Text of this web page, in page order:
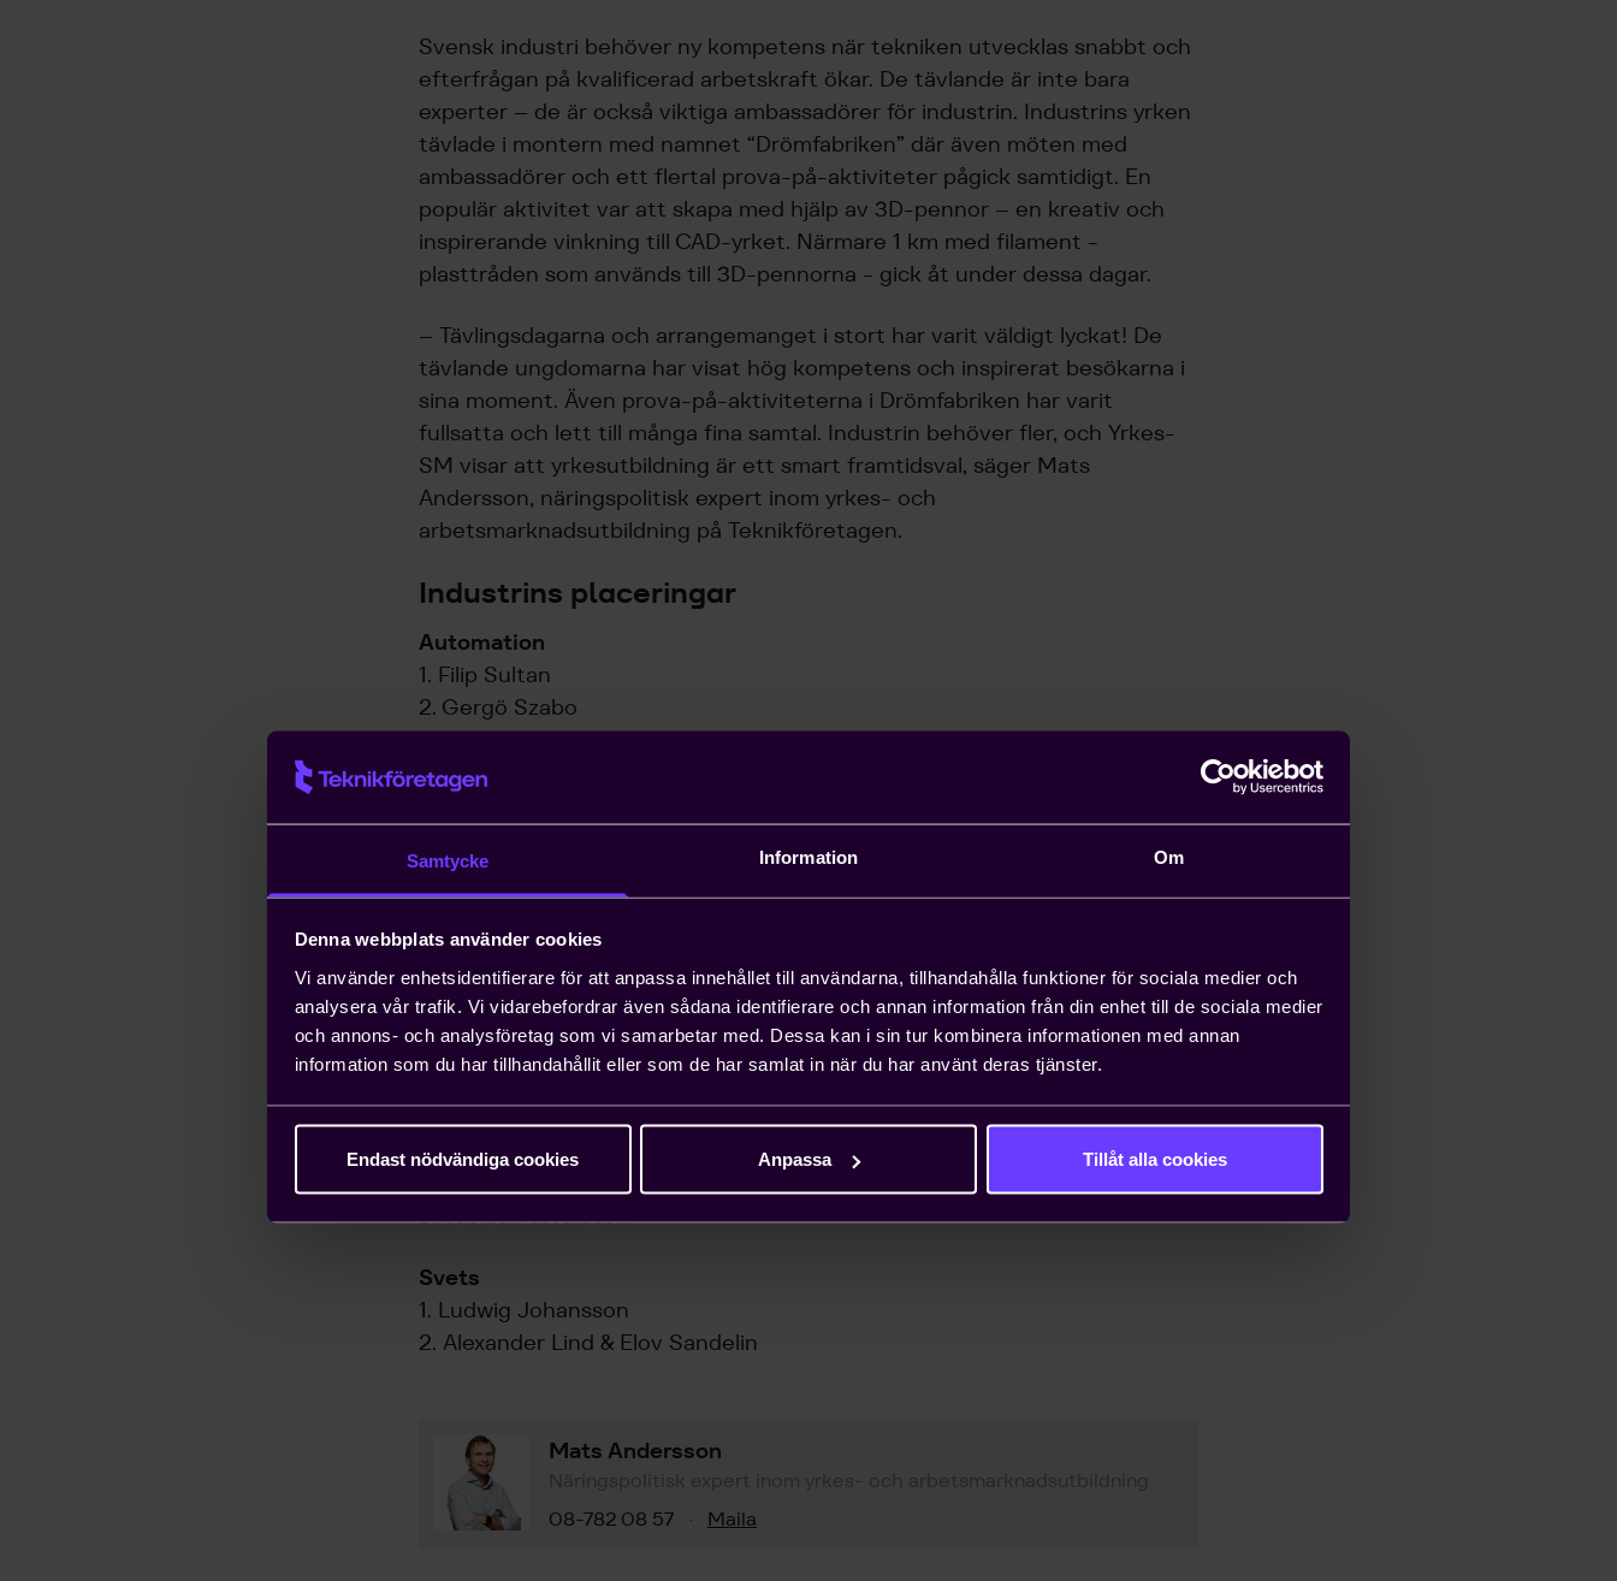
Samtycke Information Om
Denna webbplats använder cookies
Vi använder enhetsidentifierare för att anpassa innehållet till användarna, tillhandahålla funktioner för sociala medier och
analysera vår trafik. Vi vidarebefordrar även sådana identifierare och annan information från din enhet till de sociala medier
och annons- och analysföretag som vi samarbetar med. Dessa kan i sin tur kombinera informationen med annan
information som du har tillhandahållit eller som de har samlat in när du har använt deras tjänster.
Endast nödvändiga cookies Anpassa Tillåt alla cookies
Svensk industri behöver ny kompetens när tekniken utvecklas snabbt och
efterfrågan på kvalificerad arbetskraft ökar. De tävlande är inte bara
experter – de är också viktiga ambassadörer för industrin. Industrins yrken
tävlade i montern med namnet “Drömfabriken” där även möten med
ambassadörer och ett flertal prova-på-aktiviteter pågick samtidigt. En
populär aktivitet var att skapa med hjälp av 3D-pennor – en kreativ och
inspirerande vinkning till CAD-yrket. Närmare 1 km med filament -
plasttråden som används till 3D-pennorna - gick åt under dessa dagar.
– Tävlingsdagarna och arrangemanget i stort har varit väldigt lyckat! De
tävlande ungdomarna har visat hög kompetens och inspirerat besökarna i
sina moment. Även prova-på-aktiviteterna i Drömfabriken har varit
fullsatta och lett till många fina samtal. Industrin behöver fler, och Yrkes-
SM visar att yrkesutbildning är ett smart framtidsval, säger Mats
Andersson, näringspolitisk expert inom yrkes- och
arbetsmarknadsutbildning på Teknikföretagen.
Industrins placeringar
Automation
1. Filip Sultan
2. Gergö Szabo
3. Theo Elmersson
CAD
1. Eriq Larsson
2. Jorm Jansson
3. Liam Holt
1. Hampus Rees
2. Leon Sütcü
3. Yalo Feith
Industriel
1. Emilio Åsell
3. Tobias Pettersson
Svets
1. Ludwig Johansson
2. Alexander Lind & Elov Sandelin
Mats Andersson
Näringspolitisk expert inom yrkes- och arbetsmarknadsutbildning
08-782 08 57
· Maila